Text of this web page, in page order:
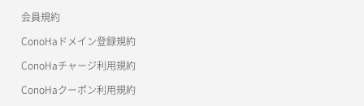
美雲このは徹底ガイド
会員規約
ConoHaドメイン登録規約
ConoHaチャージ利用規約
ConoHaクーポン利用規約